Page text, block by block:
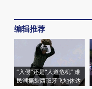
编辑推荐
“入侵”还是“人道危机” 难
民潮撕裂西班牙飞地休达